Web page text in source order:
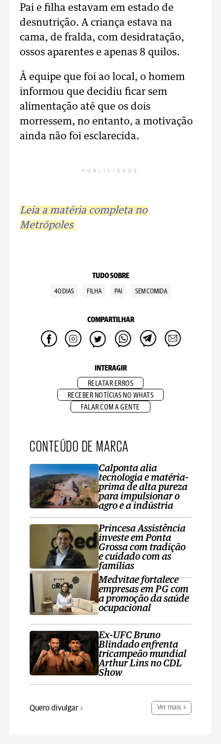
Pai e filha estavam em estado de
desnutrição. A criança estava na
cama, de fralda, com desidratação,
ossos aparentes e apenas 8 quilos.
À equipe que foi ao local, o homem
informou que decidiu ficar sem
alimentação até que os dois
morressem, no entanto, a motivação
ainda não foi esclarecida.
PUBLICIDADE
Leia a matéria completa no
Metrópoles
TUDO SOBRE
40 DIAS FILHA PAI SEM COMIDA
COMPARTILHAR
INTERAGIR
RELATAR ERROS
RECEBER NOTÍCIAS NO WHATS
FALAR COM A GENTE
CONTEÚDO DE MARCA
Calponta alia
tecnologia e matéria-
prima de alta pureza
para impulsionar o
agro e a indústria
Princesa Assistência
investe em Ponta
Grossa com tradição
e cuidado com as
famílias
Medvitae fortalece
empresas em PG com
a promoção da saúde
ocupacional
Ex-UFC Bruno
Blindado enfrenta
tricampeão mundial
Arthur Lins no CDL
Show
Quero divulgar Ver mais